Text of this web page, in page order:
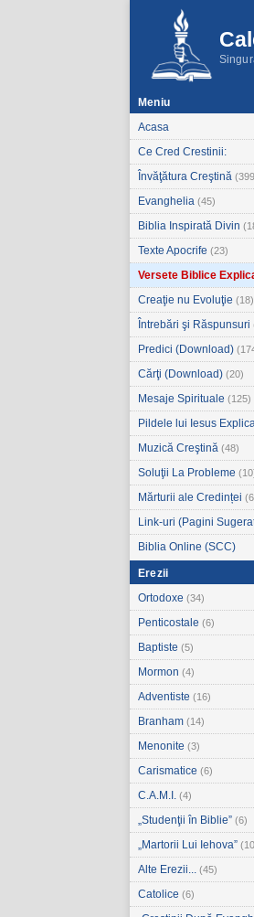
Meniu
Acasa
Ce Cred Crestinii:
Învăţătura Creştină
Evanghelia (45)
Biblia Inspirată Divin
Texte Apocrife (23)
Versete Biblice
Creaţie nu Evoluţie (18)
Întrebări şi Răspunsuri
Predici (Download)
Cărţi (Download) (20)
Mesaje Spirituale (125)
Pildele lui Iesus
Muzică Creştină (48)
Soluţii La Probleme
Mărturii ale Credinței
Link-uri (Pagini
Biblia Online (SCC)
Erezii
Ortodoxe (34)
Penticostale (6)
Baptiste (5)
Mormon (4)
Adventiste (16)
Branham (14)
Menonite (3)
Carismatice (6)
C.A.M.I. (4)
„Studenţii în Biblie” (6)
„Martorii Lui Iehova”
Alte Erezii... (45)
Catolice (6)